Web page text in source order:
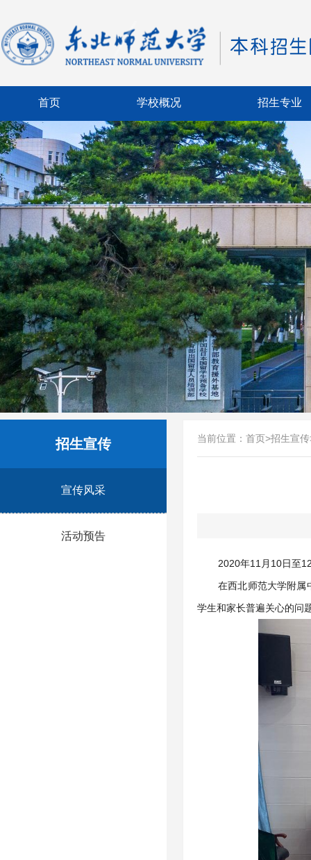
首页 学校概况 招生专业
招生宣传
宣传风采
活动预告
当前位置： 首页>招生宣传
2020年11月10日至
在西北师范大学附属
学生和家长普遍关心的问